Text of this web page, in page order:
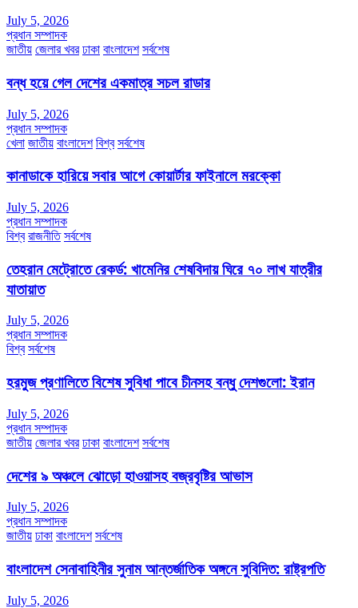
July 5, 2026
প্রধান সম্পাদক
জাতীয় জেলার খবর ঢাকা বাংলাদেশ সর্বশেষ
বন্ধ হয়ে গেল দেশের একমাত্র সচল রাডার
July 5, 2026
প্রধান সম্পাদক
খেলা জাতীয় বাংলাদেশ বিশ্ব সর্বশেষ
কানাডাকে হারিয়ে সবার আগে কোয়ার্টার ফাইনালে মরক্কো
July 5, 2026
প্রধান সম্পাদক
বিশ্ব রাজনীতি সর্বশেষ
তেহরান মেট্রোতে রেকর্ড: খামেনির শেষবিদায় ঘিরে ৭০ লাখ যাত্রীর
যাতায়াত
July 5, 2026
প্রধান সম্পাদক
বিশ্ব সর্বশেষ
হরমুজ প্রণালিতে বিশেষ সুবিধা পাবে চীনসহ বন্ধু দেশগুলো: ইরান
July 5, 2026
প্রধান সম্পাদক
জাতীয় জেলার খবর ঢাকা বাংলাদেশ সর্বশেষ
দেশের ৯ অঞ্চলে ঝোড়ো হাওয়াসহ বজ্রবৃষ্টির আভাস
July 5, 2026
প্রধান সম্পাদক
জাতীয় ঢাকা বাংলাদেশ সর্বশেষ
বাংলাদেশ সেনাবাহিনীর সুনাম আন্তর্জাতিক অঙ্গনে সুবিদিত: রাষ্ট্রপতি
July 5, 2026